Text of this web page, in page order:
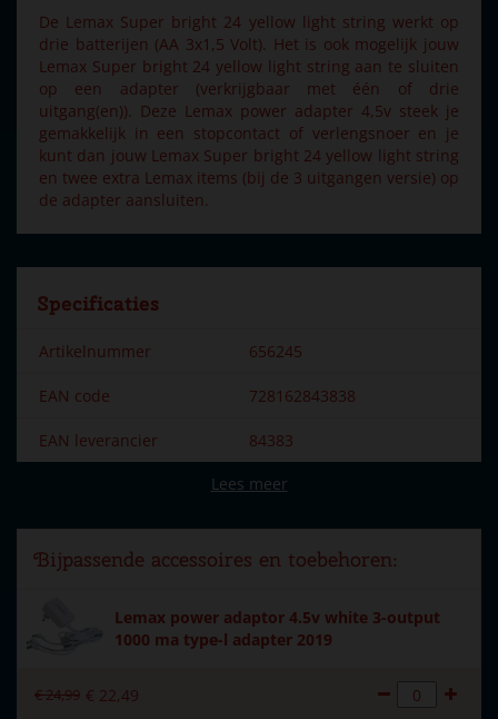
De Lemax Super bright 24 yellow light string werkt op
drie batterijen (AA 3x1,5 Volt). Het is ook mogelijk jouw
Lemax Super bright 24 yellow light string aan te sluiten
op een adapter (verkrijgbaar met één of drie
uitgang(en)). Deze Lemax power adapter 4,5v steek je
gemakkelijk in een stopcontact of verlengsnoer en je
kunt dan jouw Lemax Super bright 24 yellow light string
en twee extra Lemax items (bij de 3 uitgangen versie) op
de adapter aansluiten.
Specificaties
Artikelnummer 656245
EAN code 728162843838
EAN leverancier 84383
Lemax
Dorpsnaam General
Locatie 098-B
Accessoires
Met verlichting
Lees meer
Bijpassende accessoires en toebehoren:
Lemax power adaptor 4.5v white 3-output
1000 ma type-l adapter 2019
€24,99 € 22,49